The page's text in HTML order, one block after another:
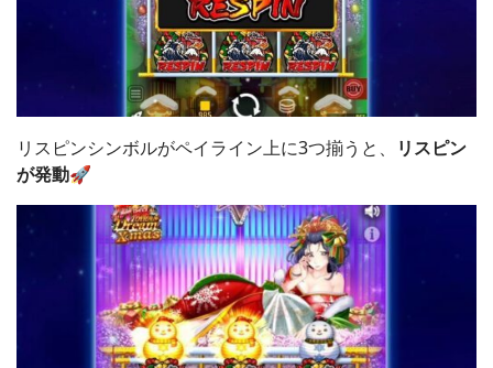
リスピンシンボルがペイライン上に3つ揃うと、
リスピン
が発動🚀